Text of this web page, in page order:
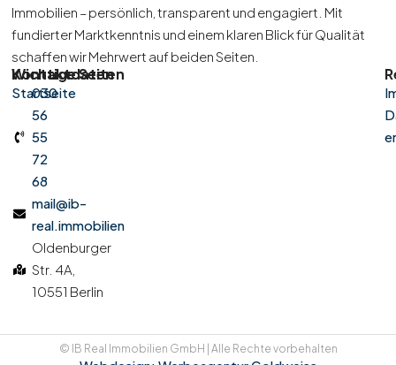
Immobilien – persönlich, transparent und engagiert. Mit
fundierter Marktkenntnis und einem klaren Blick für Qualität
schaffen wir Mehrwert auf beiden Seiten.
Kontaktdaten
030
56
55
72
68
mail@ib-
real.immobilien
Oldenburger
Str. 4A,
10551 Berlin
Wichtige Seiten
Startseite
© IB Real Immobilien GmbH | Alle Rechte vorbehalten